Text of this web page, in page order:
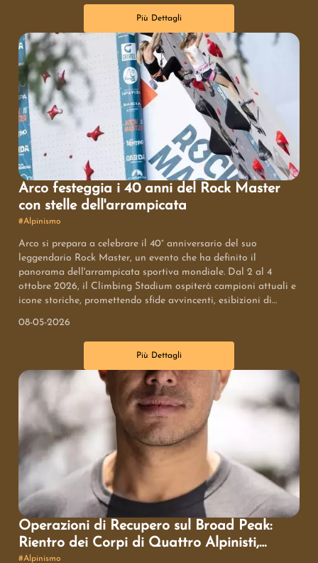
cambiamento climatico sulle montagne.
Più Dettagli
Arco festeggia i 40 anni del Rock Master
con stelle dell'arrampicata
#Alpinismo
Arco si prepara a celebrare il 40° anniversario del suo
leggendario Rock Master, un evento che ha definito il
panorama dell'arrampicata sportiva mondiale. Dal 2 al 4
ottobre 2026, il Climbing Stadium ospiterà campioni attuali e
icone storiche, promettendo sfide avvincenti, esibizioni di
08-05-2026
Più Dettagli
Operazioni di Recupero sul Broad Peak:
Rientro dei Corpi di Quattro Alpinisti,
Incluso Nirmal Purja
#Alpinismo